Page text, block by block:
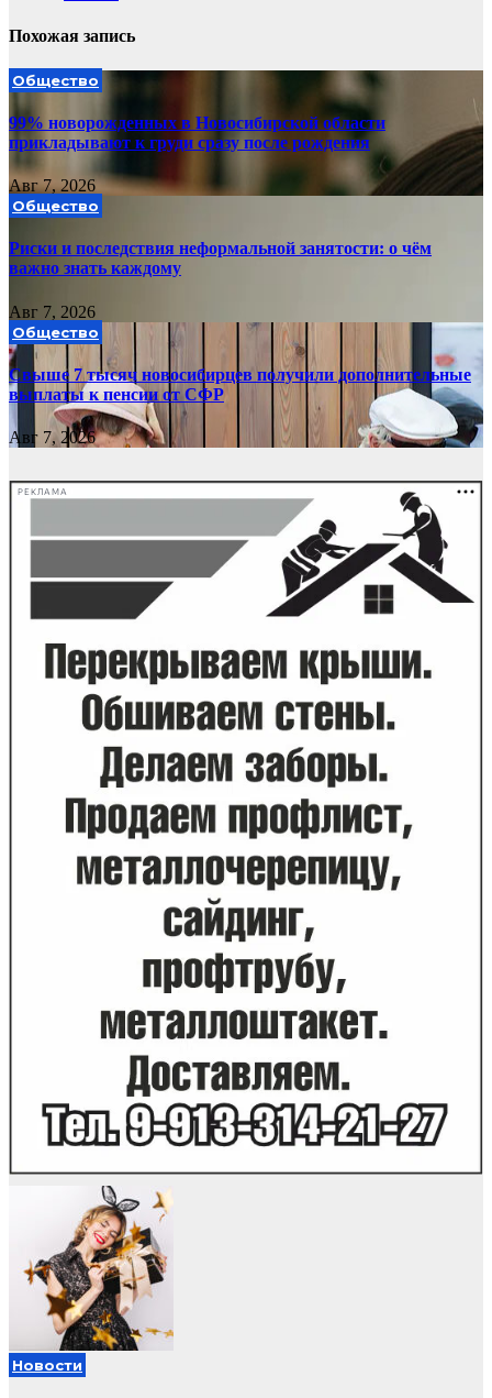
Похожая запись
Общество
99% новорожденных в Новосибирской области
прикладывают к груди сразу после рождения
Авг 7, 2026
Общество
Риски и последствия неформальной занятости: о чём
важно знать каждому
Авг 7, 2026
Общество
Свыше 7 тысяч новосибирцев получили дополнительные
выплаты к пенсии от СФР
Авг 7, 2026
РЕКЛАМА
Новости